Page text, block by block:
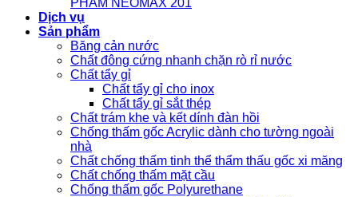
Dịch vụ
Sản phẩm
Băng cản nước
Chất đông cứng nhanh chặn rò rỉ nước
Chất tẩy gỉ
Chất tẩy gỉ cho inox
Chất tẩy gỉ sắt thép
Chất trám khe và kết dính đàn hồi
Chống thấm gốc Acrylic dành cho tường ngoài
nhà
Chất chống thấm tinh thể thẩm thấu gốc xi măng
Chất chống thấm mặt cầu
Chống thấm gốc Polyurethane